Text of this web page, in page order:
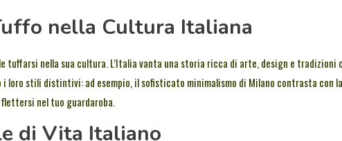
nella Cultura Italiana
tuffarsi nella sua cultura. L’Italia vanta una storia ricca di arte, design e tradizioni
loro stili distintivi: ad esempio, il sofisticato minimalismo di Milano contrasta con la
nel tuo guardaroba.
di Vita Italiano